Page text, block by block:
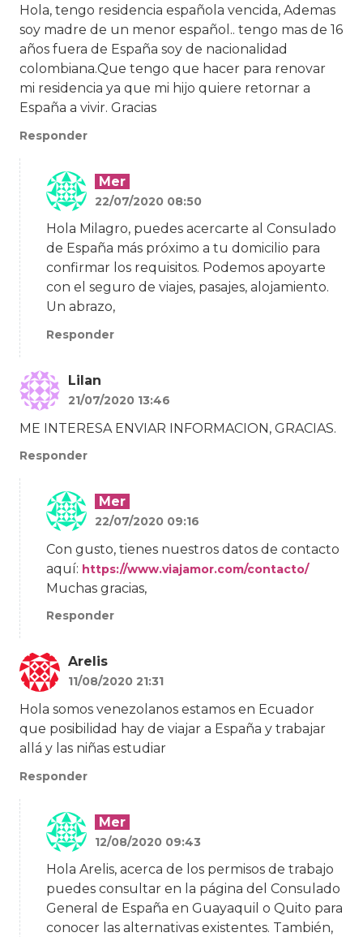
Hola, tengo residencia española vencida, Ademas
soy madre de un menor español.. tengo mas de 16
años fuera de España soy de nacionalidad
colombiana.Que tengo que hacer para renovar
mi residencia ya que mi hijo quiere retornar a
España a vivir. Gracias
Responder
Mer
22/07/2020 08:50
Hola Milagro, puedes acercarte al Consulado
de España más próximo a tu domicilio para
confirmar los requisitos. Podemos apoyarte
con el seguro de viajes, pasajes, alojamiento.
Un abrazo,
Responder
Lilan
21/07/2020 13:46
ME INTERESA ENVIAR INFORMACION, GRACIAS.
Responder
Mer
22/07/2020 09:16
Con gusto, tienes nuestros datos de contacto
aquí: https://www.viajamor.com/contacto/
Muchas gracias,
Responder
Arelis
11/08/2020 21:31
Hola somos venezolanos estamos en Ecuador
que posibilidad hay de viajar a España y trabajar
allá y las niñas estudiar
Responder
Mer
12/08/2020 09:43
Hola Arelis, acerca de los permisos de trabajo
puedes consultar en la página del Consulado
General de España en Guayaquil o Quito para
conocer las alternativas existentes. También,